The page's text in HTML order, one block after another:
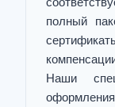
полный
Наши